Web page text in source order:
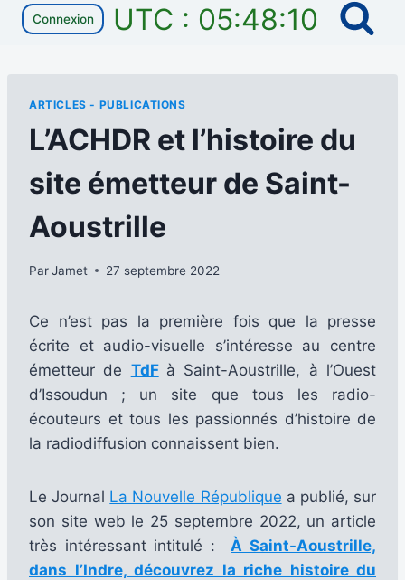
Connexion UTC : 05:48:11
ARTICLES - PUBLICATIONS
L’ACHDR et l’histoire du
site émetteur de Saint-
Aoustrille
ParJamet 27 septembre 2022
Ce n’est pas la première fois que la presse
écrite et audio-visuelle s’intéresse au centre
émetteur de TdF à Saint-Aoustrille, à l’Ouest
d’Issoudun ; un site que tous les radio-
écouteurs et tous les passionnés d’histoire de
la radiodiffusion connaissent bien.
Le Journal La Nouvelle République a publié, sur
son site web le 25 septembre 2022, un article
très intéressant intitulé : À Saint-Aoustrille,
dans l’Indre, découvrez la riche histoire du